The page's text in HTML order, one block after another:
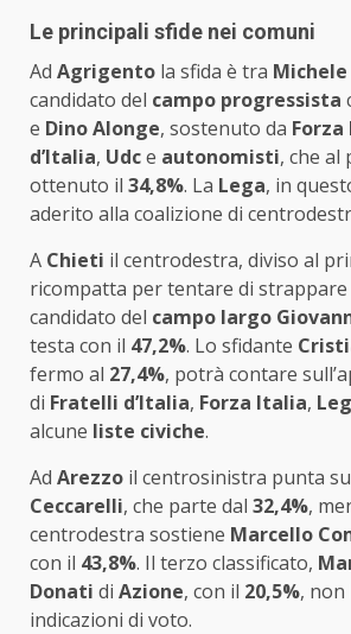
Le principali sfide nei comuni
Ad Agrigento la sfida è tra Michele
candidato del campo progressista
e Dino Alonge, sostenuto da
d’Italia, Udce autonomisti, che
ottenuto il 34,8%. La Lega, in
aderito alla coalizione di
A Chieti il centrodestra, diviso al
ricompatta per tentare di
candidato del campo largo
testa con il 47,2%. Lo sfidante
fermo al 27,4%, potrà contare
di Fratelli d’Italia, Forza Italia,
alcune liste civiche.
Ad Arezzo il centrosinistra punta su
Ceccarelli, che parte dal 32,4%,
centrodestra sostiene Marcello
con il 43,8%. Il terzo classificato,
Donati di Azione, con il 20,5%, non
indicazioni di voto.